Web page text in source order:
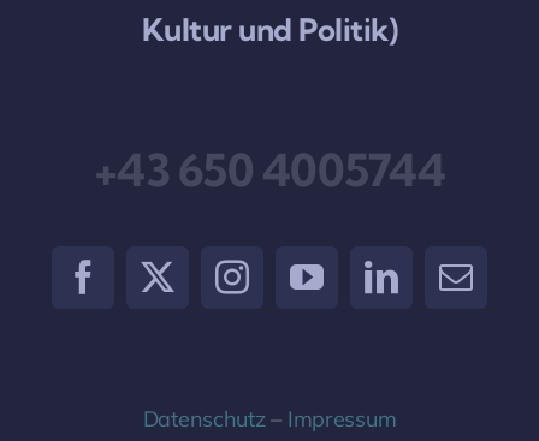
Kultur und Politik)
+43 650 4005744
Datenschutz– Impressum